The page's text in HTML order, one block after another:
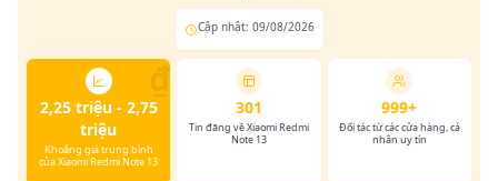
Cập nhật: 09/08/2026
₫
2,25 triệu - 2,75
triệu
Khoảng giá trung bình
của Xiaomi Redmi Note 13
301
Tin đăng về Xiaomi Redmi
Note 13
999+
Đối tác từ các cửa hàng, cá
nhân uy tín